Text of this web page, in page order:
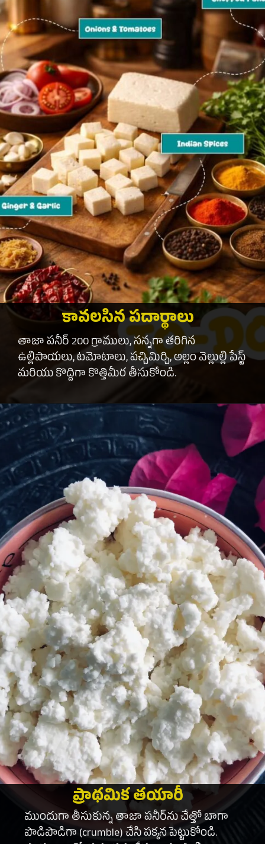
తాజా పనీర్ 200 గ్రాములు, సన్నగా తరిగిన
ఉల్లిపాయలు, టమోటాలు, పచ్చిమిర్చి, అల్లం వెల్లుల్లి పేస్ట్
మరియు కొద్దిగా కొత్తిమీర తీసుకోండి.
కావలసిన పదార్థాలు
ముందుగా తీసుకున్న తాజా పనీర్‌ను చేత్తో బాగా
పొడిపొడిగా (crumble) చేసి పక్కన పెట్టుకోండి.
ప్రాథమిక తయారీ